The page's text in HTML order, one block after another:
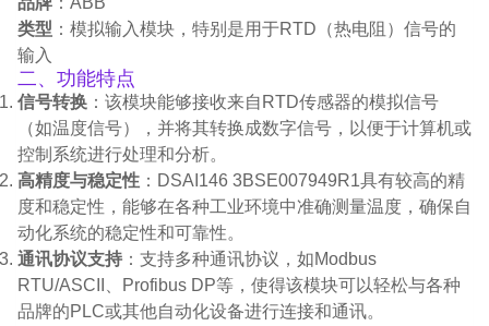
类型 ：模拟输入模块，特别是用于RTD（热电阻）信号的
输入
二、功能特点
信号转换 ：该模块能够接收来自RTD传感器的模拟信号
（如温度信号），并将其转换成数字信号，以便于计算机或
控制系统进行处理和分析。
高精度与稳定性 ：DSAI146 3BSE007949R1具有较高的精
度和稳定性，能够在各种工业环境中准确测量温度，确保自
动化系统的稳定性和可靠性。
通讯协议支持 ：支持多种通讯协议，如Modbus
RTU/ASCII、Profibus DP等，使得该模块可以轻松与各种
品牌的PLC或其他自动化设备进行连接和通讯。